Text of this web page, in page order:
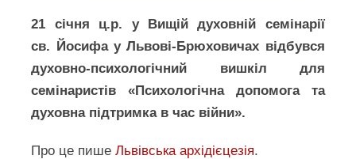
21 січня ц.р. у Вищій духовній семінарії
св. Йосифа у Львові-Брюховичах відбувся
духовно-психологічний вишкіл для
семінаристів «Психологічна допомога та
духовна підтримка в час війни».
Про це пишеЛьвівська архідієцезія.